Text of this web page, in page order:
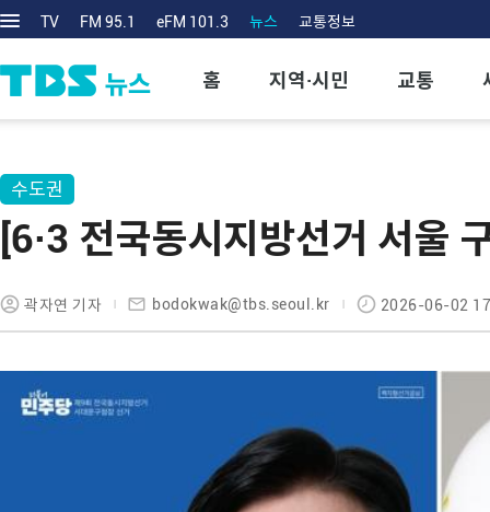
TV FM 95.1 eFM 101.3 뉴스 교통정보
홈 지역·시민 교통
수도권
[6·3 전국동시지방선거 서울
곽자연 기자 bodokwak@tbs.seoul.kr 2026-06-02